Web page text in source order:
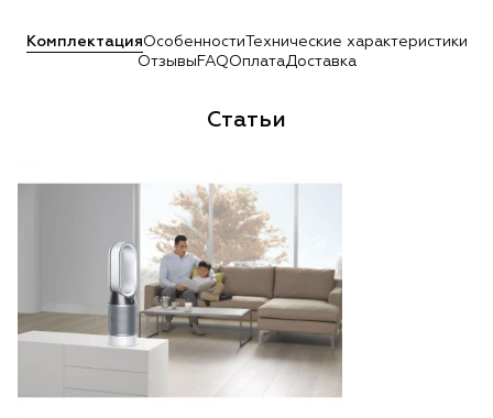
КомплектацияОсобенности Технические характеристики
Отзывы FAQОплатаДоставка
Статьи